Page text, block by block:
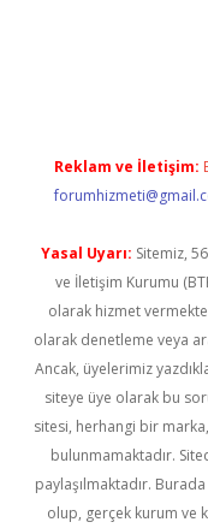
Reklam ve İletişim:
Yasal Uyarı: Sitemiz,
ve İletişim Kurumu
olarak hizmet
olarak denetleme veya
Ancak, üyelerimiz
siteye üye olarak bu
sitesi, herhangi bir
bulunmamaktadır.
paylaşılmaktadır.
olup, gerçek kurum ve